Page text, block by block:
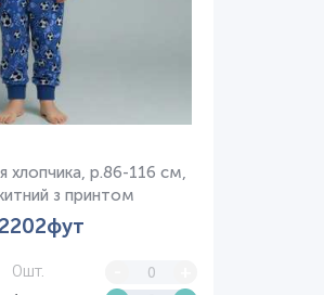
хлопчика, р.86-116 см,
з принтом
0шт.